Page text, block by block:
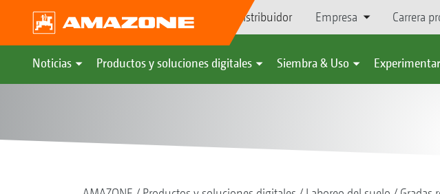
Búsqueda de distribuidor Empresa Carrera
Noticias Productos y soluciones digitales Siembra & Uso